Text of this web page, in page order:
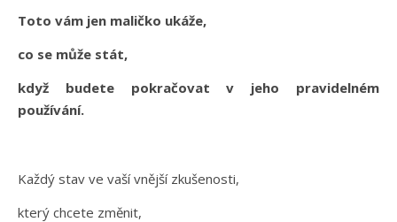
Toto vám jen maličko ukáže,
co se může stát,
když budete pokračovat v jeho pravidelném
používání.
Každý stav ve vaší vnější zkušenosti,
který chcete změnit,